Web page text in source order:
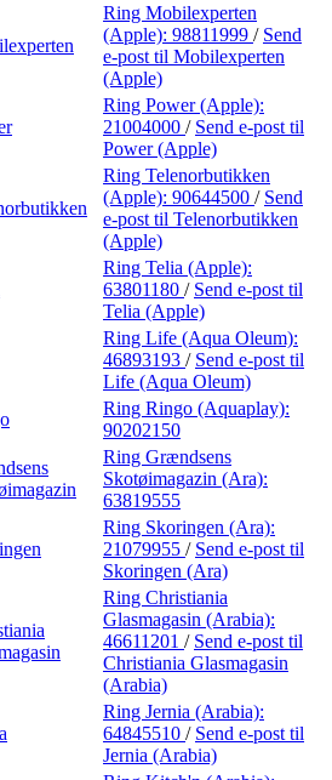
Ring Mobilexperten
(Apple): 98811999 / Send
e-post til Mobilexperten
(Apple)
Ring Power (Apple):
21004000 / Send e-post til
Power (Apple)
Ring Telenorbutikken
(Apple): 90644500 / Send
e-post til Telenorbutikken
(Apple)
Ring Telia (Apple):
63801180 / Send e-post til
Telia (Apple)
Ring Life (Aqua Oleum):
46893193 / Send e-post til
Life (Aqua Oleum)
Ring Ringo (Aquaplay):
90202150
Ring Grændsens
Skotøimagazin (Ara):
63819555
Ring Skoringen (Ara):
21079955 / Send e-post til
Skoringen (Ara)
Ring Christiania
Glasmagasin (Arabia):
46611201 / Send e-post til
Christiania Glasmagasin
(Arabia)
Ring Jernia (Arabia):
64845510 / Send e-post til
Jernia (Arabia)